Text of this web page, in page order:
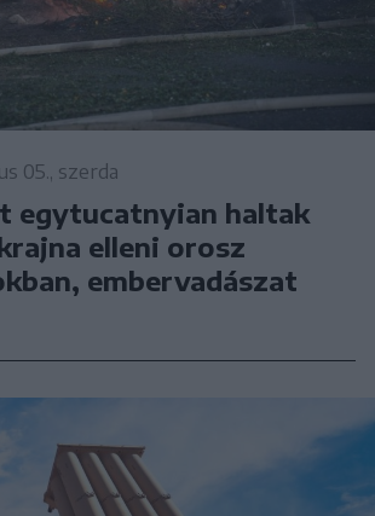
05., szerda
egytucatnyian haltak
elleni orosz
embervadászat